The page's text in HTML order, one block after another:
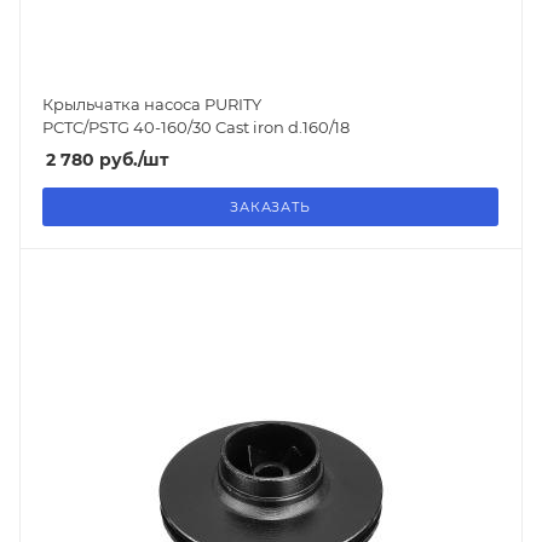
Крыльчатка насоса PURITY
PCTC/PSTG 40-160/30 Cast iron d.160/18
2 780 руб./шт
ЗАКАЗАТЬ